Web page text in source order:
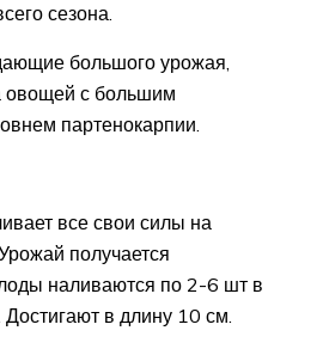
сезона.
большого урожая,
овощей с большим
партенокарпии.
все свои силы на
получается
наливаются по 2-6 шт в
Достигают в длину 10 см.